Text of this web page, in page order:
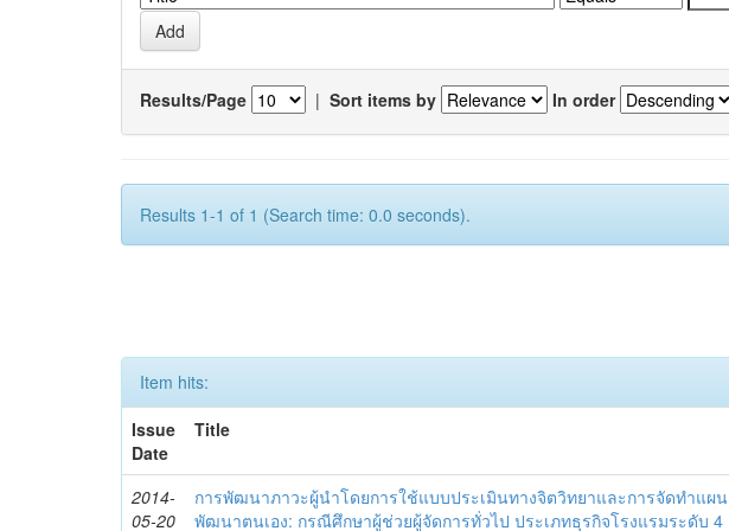
Results/Page | Sort items by In order
Results 1-1 of 1 (Search time: 0.0 seconds).
Item hits:
Issue
Date
Title
2014-
05-20
การพัฒนาภาวะผู้นำโดยการใช้แบบประเมินทางจิตวิทยาและการจัดทำแผน
พัฒนาตนเอง: กรณีศึกษาผู้ช่วยผู้จัดการทั่วไป ประเภทธุรกิจโรงแรมระดับ 4